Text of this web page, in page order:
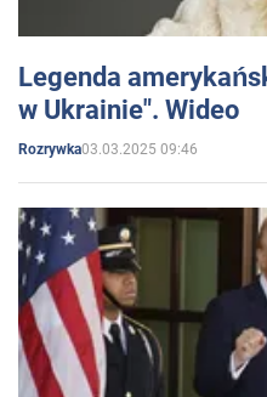
Legenda
w Ukrainie". Wideo
Rozrywka03.03.2025 09:46